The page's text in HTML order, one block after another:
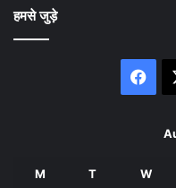
हमसे जुड़े
M T W